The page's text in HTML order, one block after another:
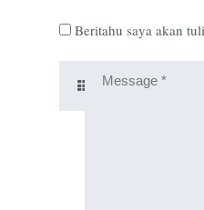
Beritahu saya akan